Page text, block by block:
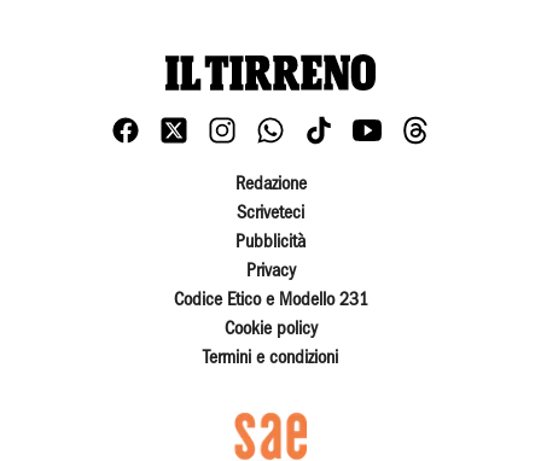
Redazione
Scriveteci
Pubblicità
Privacy
Codice Etico e Modello 231
Cookie policy
Termini e condizioni